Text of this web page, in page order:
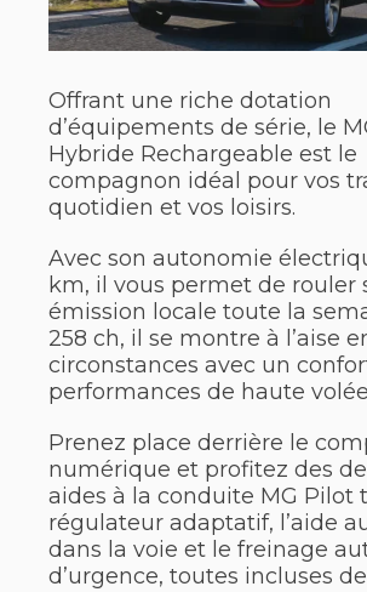
Offrant une riche dotation
d’équipements de série, le
Hybride Rechargeable est le
compagnon idéal pour vos
quotidien et vos loisirs.
Avec son autonomie
km, il vous permet de rouler
émission locale toute la
258 ch, il se montre à l’aise
circonstances avec un
performances de haute
Prenez place derrière le
numérique et profitez des
aides à la conduite MG Pilot
régulateur adaptatif, l’aide
dans la voie et le freinage
d’urgence, toutes incluses